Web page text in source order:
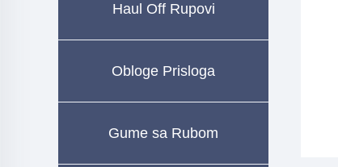
Haul Off Rupovi
Obloge Prisloga
Gume sa Rubom